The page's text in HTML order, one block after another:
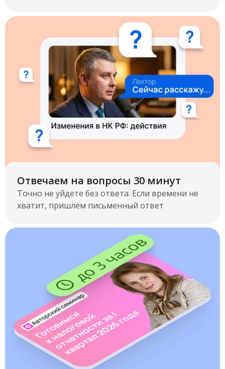
Отвечаем на вопросы 30 минут
Точно не уйдете без ответа. Если времени не
хватит, пришлем письменный ответ